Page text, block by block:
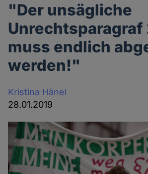
"Der unsägliche
Unrechtsparagraf
muss endlich
werden!"
Kristina Hänel
28.01.2019